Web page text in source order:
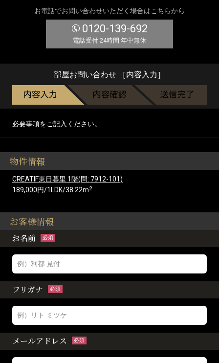
お電話でお問い合わせいただく場合はこちらから
0120-139-692
電話受付 24時間 年中無休
部屋お問い合わせ ［内容入力］
必要事項をご記入ください。
物件情報
CREATIF東日暮里 1階(問: 7912-101)
189,000円/1LDK/38.22m2
お客様情報
お名前 必須
フリガナ 必須
メールアドレス 必須